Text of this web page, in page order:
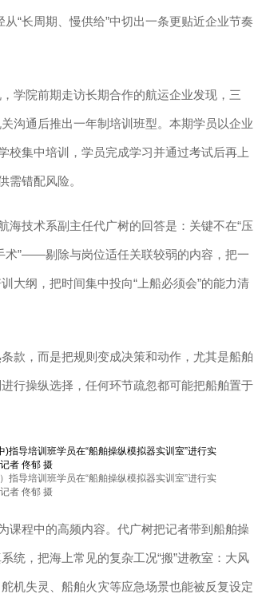
“长周期、慢供给”中切出一条更贴近企业节奏
院前期走访长期合作的航运企业发现，三
沟通后推出一年制培训班型。本期学员以企业
校集中培训，学员完成学习并通过考试后再上
需错配风险。
技术系副主任代广树的回答是：关键不在“压
术”——剔除与岗位适任关联较弱的内容，把一
大纲，把时间集中投向“上船必须会”的能力清
，而是把规则变成决策和动作，尤其是船舶
行操纵选择，任何环节疏忽都可能把船舶置于
导培训班学员在“船舶操纵模拟器实训室”进行实
者 佟郁 摄
程中的高频内容。代广树把记者带到船舶操
统，把海上常见的复杂工况“搬”进教室：大风
机失灵、船舶火灾等应急场景也能被反复设定